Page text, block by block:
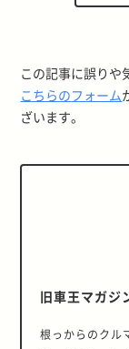
この記事に誤りや
こちらのフォーム
ざいます。
旧車王マガジ
根っからのクル